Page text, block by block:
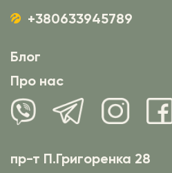
+380633945789
Блог
Про нас
пр-т П.Григоренка 28